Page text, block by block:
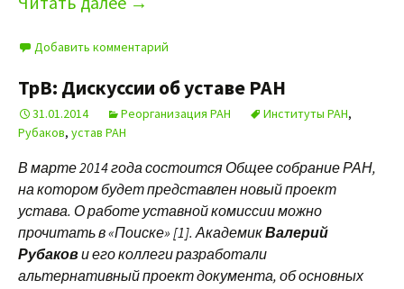
Добавить комментарий
ТрВ: Дискуссии об уставе РАН
31.01.2014 Реорганизация РАН Институты РАН,
Рубаков, устав РАН
В марте 2014 года состоится Общее собрание РАН,
на котором будет представлен новый проект
устава. О работе уставной комиссии можно
прочитать в «Поиске» [1]. АкадемикВалерий
Рубакови его коллеги разработали
альтернативный проект документа, об основных